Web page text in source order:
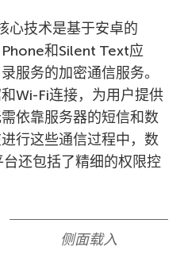
心技术是基于安卓的
和Silent Text应
服务的加密通信服务。
Wi-Fi连接，为用户提供
依靠服务器的短信和数
行这些通信过程中，数
还包括了精细的权限控
侧面载入